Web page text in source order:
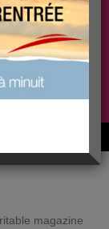
PLUS
COACHING
avec nous
magazine